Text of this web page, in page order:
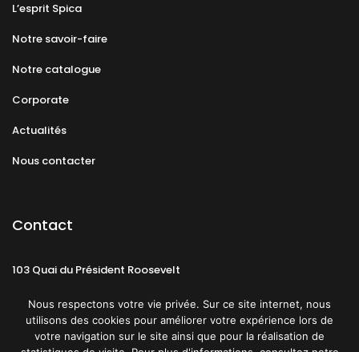
L’esprit Spica
Notre savoir-faire
Notre catalogue
Corporate
Actualités
Nous contacter
Contact
103 Quai du Président Roosevelt
Nous respectons votre vie privée. Sur ce site internet, nous
utilisons des cookies pour améliorer votre expérience lors de
votre navigation sur le site ainsi que pour la réalisation de